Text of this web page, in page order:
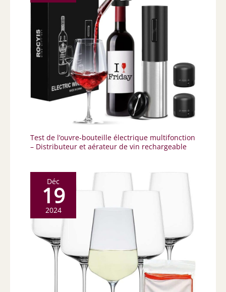
Test de l’ouvre-bouteille électrique multifonction
– Distributeur et aérateur de vin rechargeable
Déc
19
2024